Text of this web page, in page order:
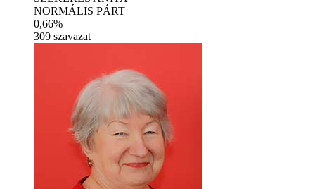
NORMÁLIS PÁRT
0,66%
309 szavazat